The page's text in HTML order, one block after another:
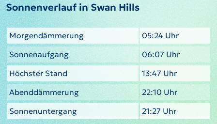
Sonnenverlauf in Swan Hills
Morgendämmerung
05:24 Uhr
Sonnenaufgang
06:07 Uhr
Höchster Stand
13:47 Uhr
Abenddämmerung
22:10 Uhr
Sonnenuntergang
21:27 Uhr